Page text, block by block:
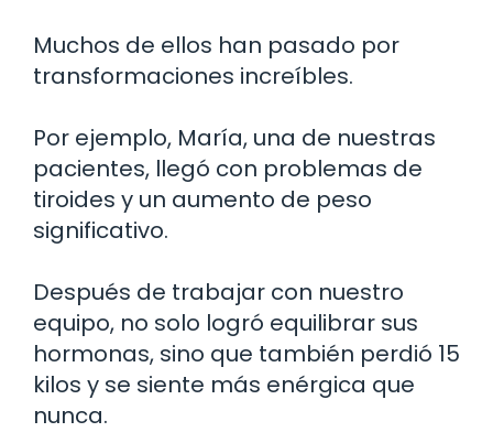
Muchos de ellos han pasado por
transformaciones increíbles.
Por ejemplo, María, una de nuestras
pacientes, llegó con problemas de
tiroides y un aumento de peso
significativo.
Después de trabajar con nuestro
equipo, no solo logró equilibrar sus
hormonas, sino que también perdió 15
kilos y se siente más enérgica que
nunca.